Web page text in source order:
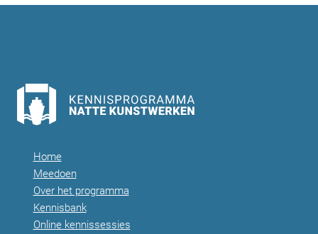
Home
Meedoen
Over het programma
Kennisbank
Online kennissessies